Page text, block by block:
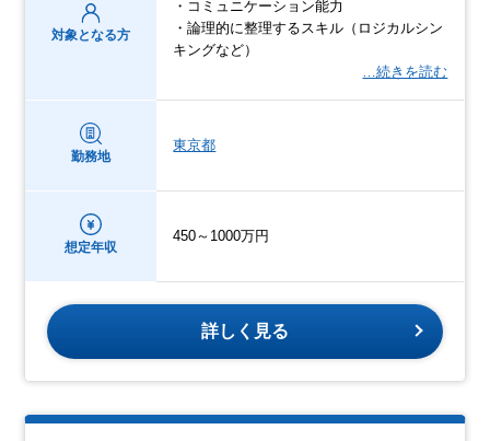
対象となる方
・コミュニケーション能力
・論理的に整理するスキル（ロジカルシン
キングなど）
…続きを読む
勤務地
東京都
想定年収
450～1000万円
詳しく見る